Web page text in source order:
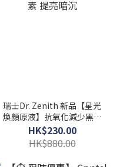
瑞士Dr. Zenith 新品【星光
煥顏原液】抗氧化減少黑色
素 提亮暗沉
HK$230.00
HK$880.00